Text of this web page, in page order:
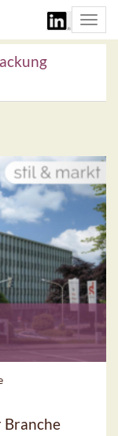
Branche